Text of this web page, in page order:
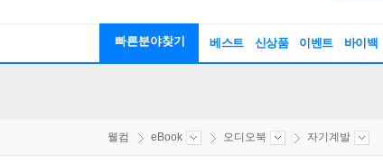
빠른분야찾기 베스트 신상품 이벤트 바이백
웰컴 eBook 오디오북 자기계발